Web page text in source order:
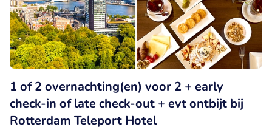
1 of 2 overnachting(en) voor 2 + early
check-in of late check-out + evt ontbijt bij
Rotterdam Teleport Hotel